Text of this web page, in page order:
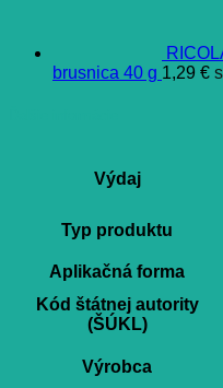
brusnica 40 g 1,29 €
Výdaj
Typ produktu
Aplikačná forma
Kód štátnej autority
(ŠÚKL)
Výrobca